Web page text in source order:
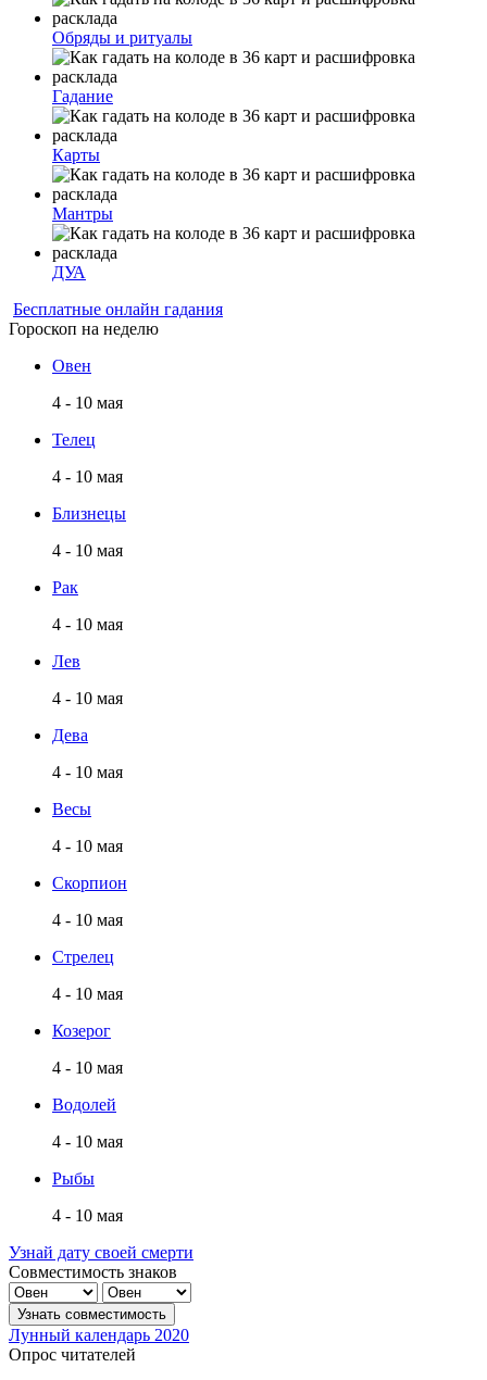
Обряды и ритуалы
Гадание
Карты
Мантры
ДУА
Бесплатные онлайн гадания
Гороскоп на неделю
Овен
4 - 10 мая
Телец
4 - 10 мая
Близнецы
4 - 10 мая
Рак
4 - 10 мая
Лев
4 - 10 мая
Дева
4 - 10 мая
Весы
4 - 10 мая
Скорпион
4 - 10 мая
Стрелец
4 - 10 мая
Козерог
4 - 10 мая
Водолей
4 - 10 мая
Рыбы
4 - 10 мая
Узнай дату своей смерти
Совместимость знаков
Лунный календарь 2020
Опрос читателей